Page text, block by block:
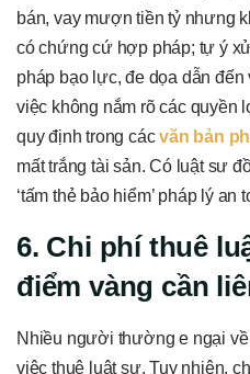
bán, vay mượn tiền tỷ nhưng
có chứng cứ hợp pháp; tự ý
pháp bạo lực, đe dọa dẫn
việc không nắm rõ các quyền
quy định trong cácvăn bản
mất trắng tài sản. Có luật sư
‘tấm thẻ bảo hiểm’ pháp lý an
6. Chi phí thuê
điểm vàng cần
Nhiều người thường e ngại
việc thuê luật sư. Tuy nhiên,